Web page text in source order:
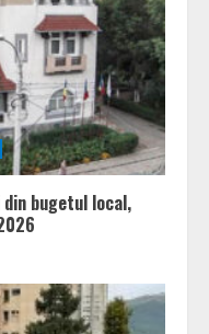
bugetul local,